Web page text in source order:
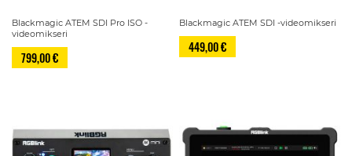
Blackmagic ATEM SDI Pro ISO -
videomikseri
799,00 €
Blackmagic ATEM SDI -videomikseri
449,00 €